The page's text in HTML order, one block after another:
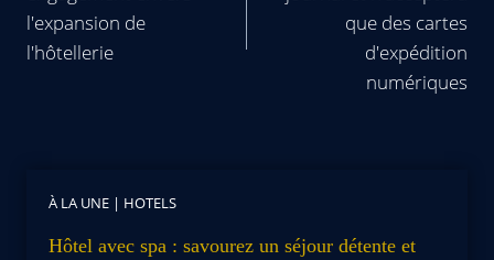
l'expansion de
l'hôtellerie
que des cartes
d'expédition
numériques
À LA UNE | HOTELS
Hôtel avec spa : savourez un séjour détente et